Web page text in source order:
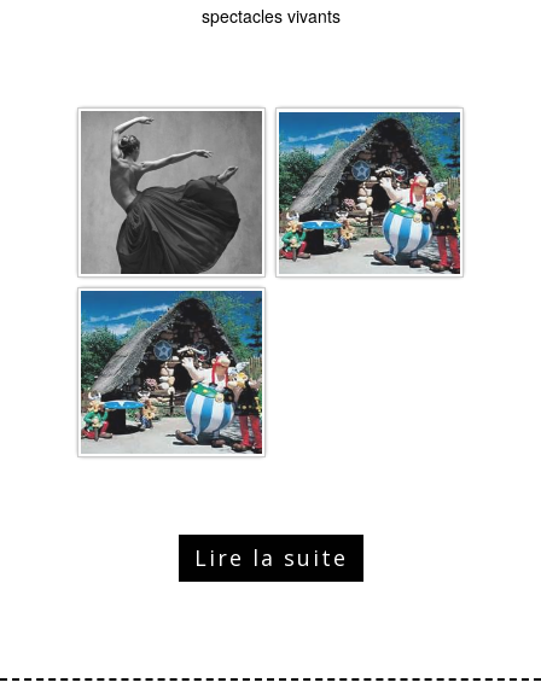
spectacles vivants
Lire la suite